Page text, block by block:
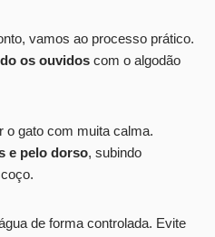
vamos ao processo prático.
os ouvidos com o algodão
o gato com muita calma.
e pelo dorso, subindo
de forma controlada. Evite